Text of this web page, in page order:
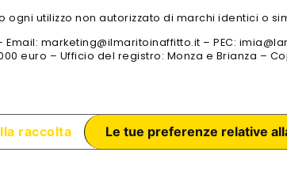
ogni utilizzo non autorizzato di marchi identici o
marketing@ilmaritoinaffitto.it – PEC:
euro – Ufficio del registro: Monza e Brianza –
raccolta Le tue preferenze relative